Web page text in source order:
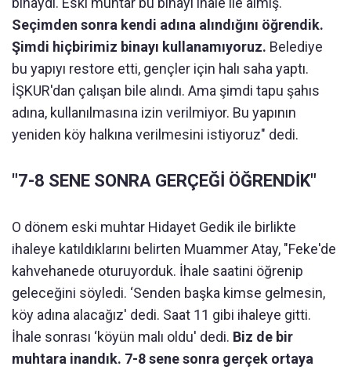
Seçimden sonra kendi adına alındığını öğrendik.
Şimdi hiçbirimiz binayı kullanamıyoruz. Belediye
bu yapıyı restore etti, gençler için halı saha yaptı.
İŞKUR'dan çalışan bile alındı. Ama şimdi tapu şahıs
adına, kullanılmasına izin verilmiyor. Bu yapının
yeniden köy halkına verilmesini istiyoruz" dedi.
"7-8 SENE SONRA GERÇEĞİ ÖĞRENDİK"
O dönem eski muhtar Hidayet Gedik ile birlikte
ihaleye katıldıklarını belirten Muammer Atay, "Feke'de
kahvehanede oturuyorduk. İhale saatini öğrenip
geleceğini söyledi. ‘Senden başka kimse gelmesin,
köy adına alacağız' dedi. Saat 11 gibi ihaleye gitti.
İhale sonrası ‘köyün malı oldu' dedi. Biz de bir
muhtara inandık. 7-8 sene sonra gerçek ortaya